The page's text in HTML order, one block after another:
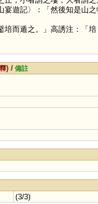
遊記〉：「然後知是山之
而遁之。」高誘注：「培
) /備註
(3/3)